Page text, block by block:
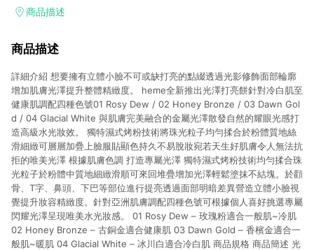
下單，每筆交易前請確認有經過LINE購物跳轉頁才符合返點資
數將於廠商出貨後30天前後發送。5.屈臣氏保留365天訂單記
單資格確認。 6.欲透過APP導購跳轉前往活動頁之用戶，煩請更
新屈臣氏APP至版本26010.4.0。
商品描述
商品描述
詳細介紹 想要擁有立體小臉不可或缺打亮的點綴透過光影修飾面部輪廓
增加肌膚光澤提升整體精緻度。 heme全新推出光澤打亮餅針對冷白肌至
健康肌調配四種色號01 Rosy Dew / 02 Honey Bronze / 03 Dawn Gol
d / 04 Glacial White 與肌膚完美融合的金屬光澤散發自然的耀眼光感打
造高級水光妝效。 獨特濕式烤粉技術將珠光粒子均勻揉合於粉體質地絲
滑細緻可層層加疊上臉服貼顯色持久不易脫妝宛若天生好肌膚令人無法抗
拒的唯美光澤 根據肌膚色調 打造專屬光澤 獨特濕式烤粉技術均勻揉合珠
光粒子於粉體中質地細緻滑順可來回堆疊增加光澤輕鬆塗抹不結塊。於顴
骨、T字、鼻頭、下巴等部位進行提亮透過面部明暗差異營造立體小臉視
覺提升妝容精緻度。針對亞洲肌膚調配四種色號可根據個人喜好挑選專屬
閃耀光澤呈現唯美水光妝感。 01 Rosy Dew – 玫瑰粉適合一般肌~冷肌
02 Honey Bronze – 古銅金適合健康肌 03 Dawn Gold – 香檳金適合一
般肌~暖肌 04 Glacial White – 冰川白適合冷白肌 商品規格 商品簡述 光